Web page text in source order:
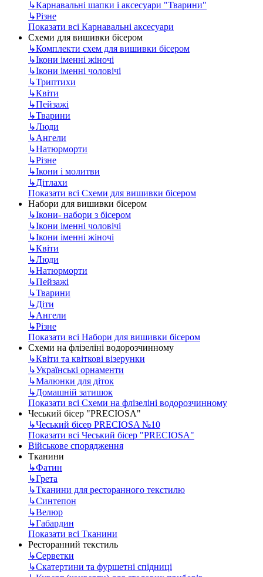
↳Карнавальні шапки і аксесуари "Тварини"
↳Різне
Показати всі Карнавальні аксесуари
Схеми для вишивки бісером
↳Комплекти схем для вишивки бісером
↳Ікони іменні жіночі
↳Ікони іменні чоловічі
↳Триптихи
↳Квіти
↳Пейзажі
↳Тварини
↳Люди
↳Ангели
↳Натюрморти
↳Різне
↳Ікони і молитви
↳Дітлахи
Показати всі Схеми для вишивки бісером
Набори для вишивки бісером
↳Ікони- набори з бісером
↳Ікони іменні чоловічі
↳Ікони іменні жіночі
↳Квіти
↳Люди
↳Натюрморти
↳Пейзажі
↳Тварини
↳Діти
↳Ангели
↳Різне
Показати всі Набори для вишивки бісером
Схеми на флізеліні водорозчинному
↳Квіти та квіткові візерунки
↳Українські орнаменти
↳Малюнки для діток
↳Домашній затишок
Показати всі Схеми на флізеліні водорозчинному
Чеський бісер "PRECIOSA"
↳Чеський бісер PRECIOSA №10
Показати всі Чеський бісер "PRECIOSA"
Військове спорядження
Тканини
↳Фатин
↳Грета
↳Тканини для ресторанного текстилю
↳Синтепон
↳Велюр
↳Габардин
Показати всі Тканини
Ресторанний текстиль
↳Серветки
↳Скатертини та фуршетні спідниці